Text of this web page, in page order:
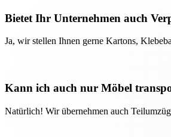
Bietet Ihr Unternehmen auch
Ja, wir stellen Ihnen gerne Kartons,
Kann ich auch nur Möbel
Natürlich! Wir übernehmen auch